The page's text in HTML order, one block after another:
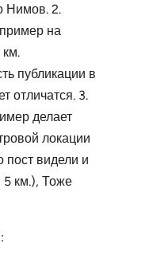
Нимов. 2.
на
км.
публикации в
отличатся. 3.
делает
локации
пост видели и
5 км.), Тоже